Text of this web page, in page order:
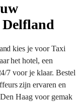
kies je voor Taxi
het hotel, een
7 voor je klaar. Bestel
zijn ervaren en
Haag voor gemak